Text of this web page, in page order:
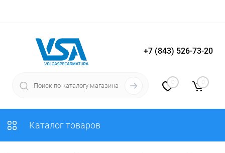
Вход Регистрация
+7 (843) 526-73-20
0 0
Каталог товаров